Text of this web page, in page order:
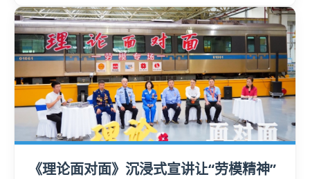
《理论面对面》沉浸式宣讲让“劳模精神”